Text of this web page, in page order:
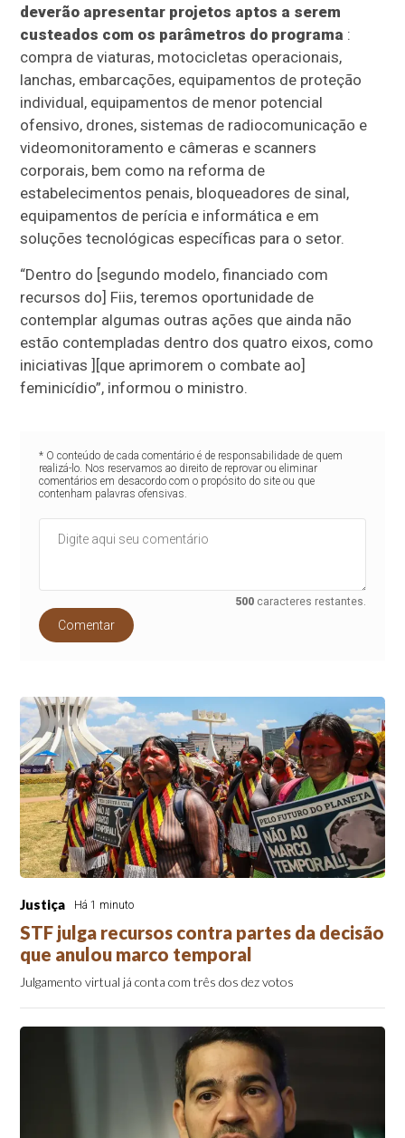
deverão apresentar projetos aptos a serem
custeados com os parâmetros do programa :
compra de viaturas, motocicletas operacionais,
lanchas, embarcações, equipamentos de proteção
individual, equipamentos de menor potencial
ofensivo, drones, sistemas de radiocomunicação e
videomonitoramento e câmeras e scanners
corporais, bem como na reforma de
estabelecimentos penais, bloqueadores de sinal,
equipamentos de perícia e informática e em
soluções tecnológicas específicas para o setor.
“Dentro do [segundo modelo, financiado com
recursos do] Fiis, teremos oportunidade de
contemplar algumas outras ações que ainda não
estão contempladas dentro dos quatro eixos, como
iniciativas ][que aprimorem o combate ao]
feminicídio”, informou o ministro.
* O conteúdo de cada comentário é de responsabilidade de quem
realizá-lo. Nos reservamos ao direito de reprovar ou eliminar
comentários em desacordo com o propósito do site ou que
contenham palavras ofensivas.
500 caracteres restantes.
Comentar
Justiça Há 1 minuto
STF julga recursos contra partes da decisão
que anulou marco temporal
Julgamento virtual já conta com três dos dez votos